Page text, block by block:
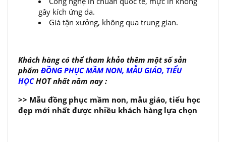
gây kích ứng da.
Giá tận xưởng, không qua trung gian.
Khách hàng có thể tham khảo thêm một số sản
phẩm ĐỒNG PHỤC MẦM NON, MẪU GIÁO, TIỂU
HỌC HOT nhất năm nay :
>> Mẫu đồng phục mầm non, mẫu giáo, tiểu học
đẹp mới nhất được nhiều khách hàng lựa chọn